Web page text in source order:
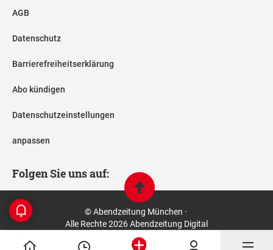
AGB
Datenschutz
Barrierefreiheitserklärung
Abo kündigen
Datenschutzeinstellungen
anpassen
Folgen Sie uns auf:
© Abendzeitung München ·
Alle Rechte 2026 Abendzeitung Digital